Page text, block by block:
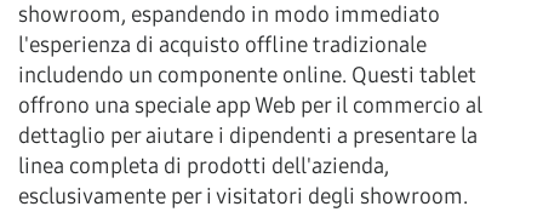
showroom, espandendo in modo immediato
l'esperienza di acquisto offline tradizionale
includendo un componente online. Questi tablet
offrono una speciale app Web per il commercio al
dettaglio per aiutare i dipendenti a presentare la
linea completa di prodotti dell'azienda,
esclusivamente per i visitatori degli showroom.